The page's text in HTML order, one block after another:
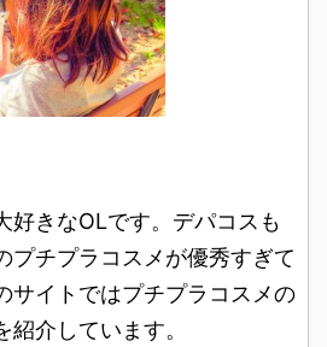
た。 ...
は
ク
、
が
、
チ
、
ム
る、ヴィセ リシェ リッ
プ＆チーククリームRD-1
の口コミレビューを紹介
します！ 30歳の会社員
の中でも、長く愛用して
いるものが多く、特にチ
ークやリップはプチプラ
ながら質が良いので気に
入っています。 こちらの
好きなOLです。デパコスも
プチプラコスメが優秀すぎて
サイトではプチプラコスメの
介しています。